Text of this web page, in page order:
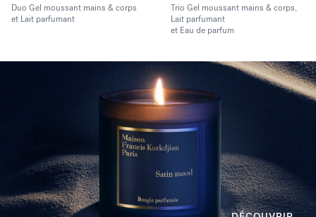
Duo Gel moussant mains & corps
et Lait parfumant
Trio Gel moussant mains & corps,
Lait parfumant
et Eau de parfum